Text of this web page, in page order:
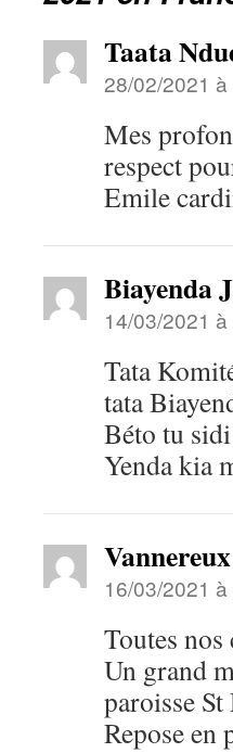
Taata
28/02/2021
Mes
respect
Emile
Biayenda
14/03/2021
Tata
tata
Béto tu
Yenda kia
Vannereux
16/03/2021
Toutes nos
Un grand
paroisse
Repose en